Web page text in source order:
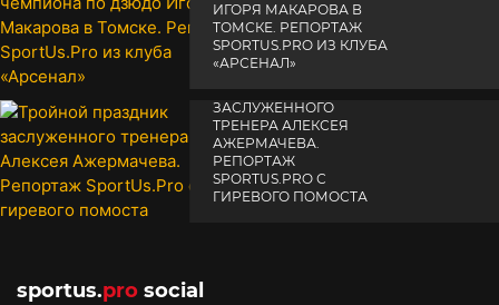
ИГОРЯ МАКАРОВА В
ТОМСКЕ. РЕПОРТАЖ
SPORTUS.PRO ИЗ КЛУБА
«АРСЕНАЛ»
ЗАСЛУЖЕННОГО
ТРЕНЕРА АЛЕКСЕЯ
АЖЕРМАЧЕВА.
РЕПОРТАЖ
SPORTUS.PRO С
ГИРЕВОГО ПОМОСТА
sportus.pro social